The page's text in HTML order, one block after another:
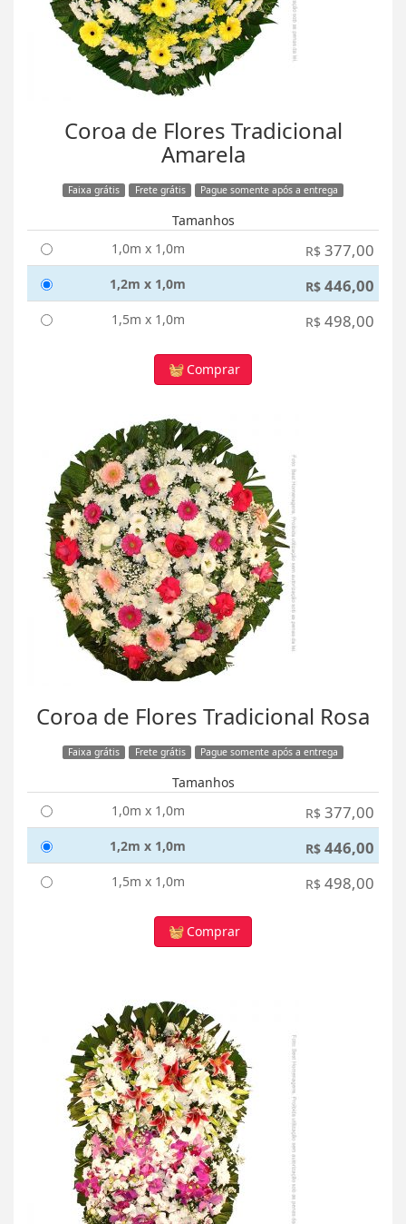
Coroa de Flores Tradicional
Amarela
Faixa grátis Frete grátis Pague somente após a entrega
Tamanhos
1,0m x 1,0m
R$ 377,00
1,2m x 1,0m R$ 446,00
1,5m x 1,0m R$ 498,00
Comprar
Coroa de Flores Tradicional Rosa
Faixa grátis Frete grátis Pague somente após a entrega
Tamanhos
1,0m x 1,0m
R$ 377,00
1,2m x 1,0m R$ 446,00
1,5m x 1,0m R$ 498,00
Comprar